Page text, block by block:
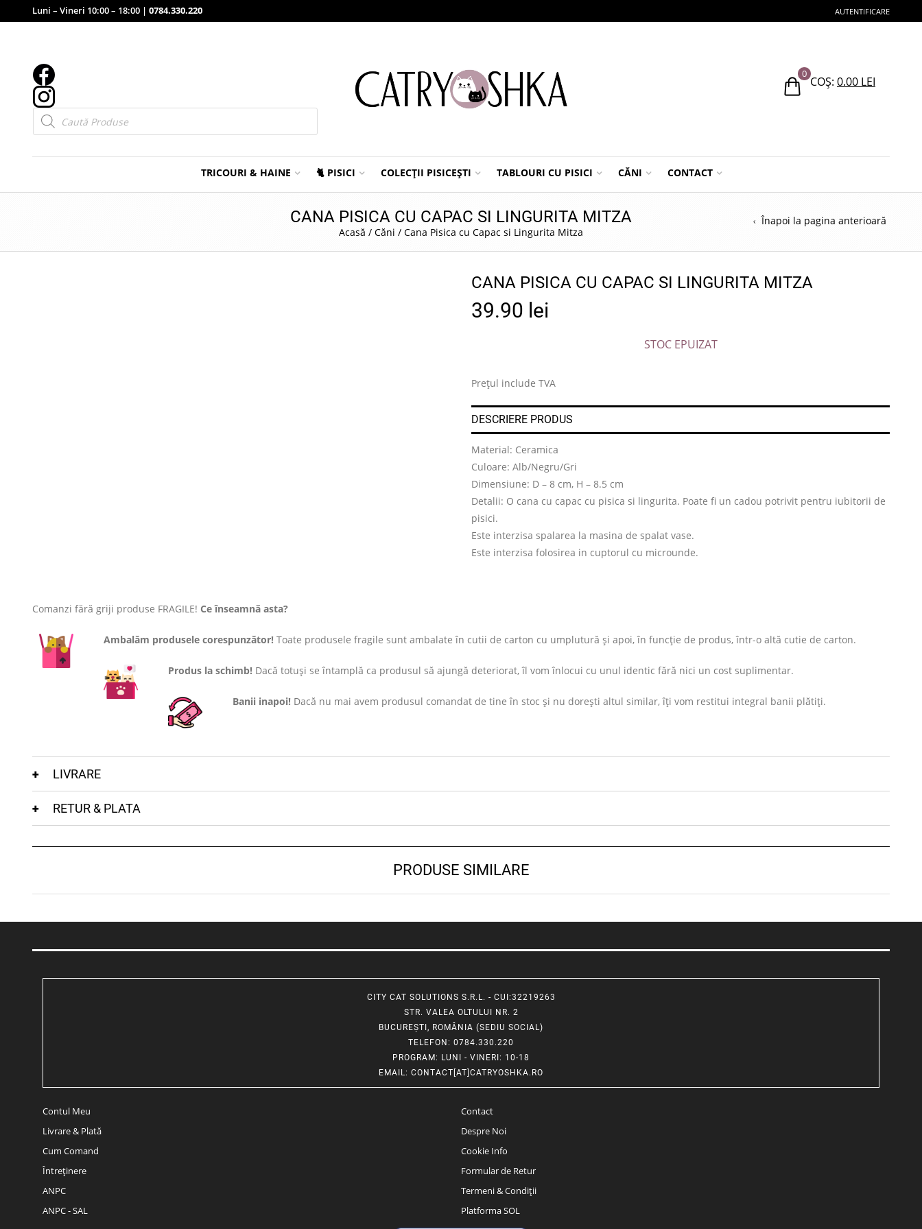
Luni – Vineri 10:00 – 18:00 | 0784.330.220 AUTENTIFICARE
Products
search
0
COȘ: 0.00 LEI
TRICOURI & HAINE 🐈 PISICI COLECȚII PISICEȘTI TABLOURI CU PISICI CĂNI CONTACT
CANA PISICA CU CAPAC SI LINGURITA MITZA
Acasă / Căni / Cana Pisica cu Capac si Lingurita Mitza
Înapoi la pagina anterioară
CANA PISICA CU CAPAC SI LINGURITA MITZA
39.90 lei
STOC EPUIZAT
Prețul include TVA
DESCRIERE PRODUS
Material: Ceramica
Culoare: Alb/Negru/Gri
Dimensiune: D – 8 cm, H – 8.5 cm
Detalii: O cana cu capac cu pisica si lingurita. Poate fi un cadou potrivit pentru iubitorii de
pisici.
Este interzisa spalarea la masina de spalat vase.
Este interzisa folosirea in cuptorul cu microunde.
Comanzi fără griji produse FRAGILE! Ce înseamnă asta?
Ambalăm produsele corespunzător! Toate produsele fragile sunt ambalate în cutii de carton cu umplutură și apoi, în funcție de produs, într-o altă cutie de carton.
Produs la schimb! Dacă totuși se întamplă ca produsul să ajungă deteriorat, îl vom înlocui cu unul identic fără nici un cost suplimentar.
Banii inapoi! Dacă nu mai avem produsul comandat de tine în stoc și nu dorești altul similar, îți vom restitui integral banii plătiți.
LIVRARE
RETUR & PLATA
PRODUSE SIMILARE
CITY CAT SOLUTIONS S.R.L. - CUI:32219263
STR. VALEA OLTULUI NR. 2
BUCUREȘTI, ROMÂNIA (SEDIU SOCIAL)
TELEFON : 0784.330.220
PROGRAM: LUNI - VINERI: 10-18
EMAIL: CONTACT[AT]CATRYOSHKA.RO
Contul Meu
Livrare & Plată
Cum Comand
Întreținere
ANPC
ANPC - SAL
Contact
Despre Noi
Cookie Info
Formular de Retur
Termeni & Condiții
Platforma SOL